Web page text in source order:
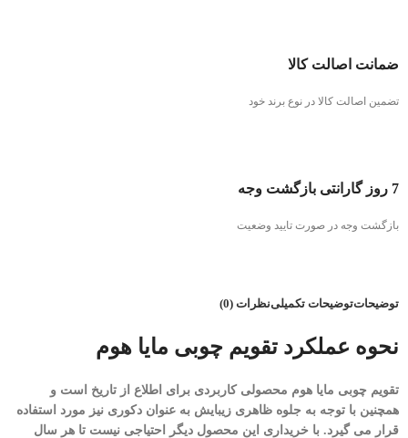
ضمانت اصالت کالا
تضمین اصالت کالا در نوع برند خود
7 روز گارانتی بازگشت وجه
بازگشت وجه در صورت تایید وضعیت
توضیحاتتوضیحات تکمیلینظرات (0)
نحوه عملکرد تقویم چوبی مایا هوم
تقویم چوبی مایا هوم محصولی کاربردی برای اطلاع از تاریخ است و
همچنین با توجه به جلوه ظاهری زیبایش به عنوان دکوری نیز مورد استفاده
قرار می گیرد. با خریداری این محصول دیگر احتیاجی نیست تا هر سال